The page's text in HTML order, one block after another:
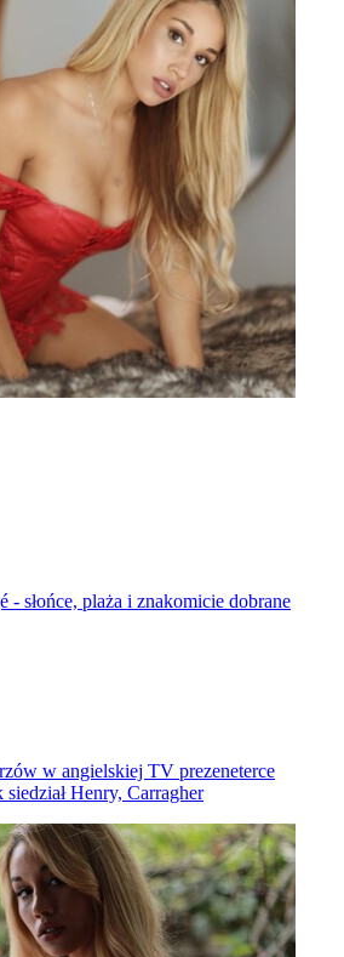
- słońce, plaża i znakomicie dobrane
w angielskiej TV prezeneterce
siedział Henry, Carragher